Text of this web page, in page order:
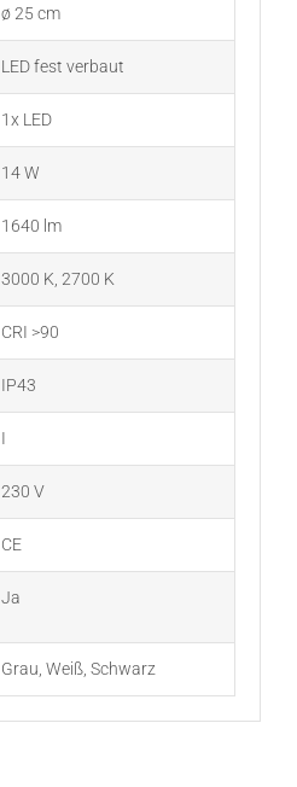
ø 25 cm
LED fest verbaut
1x LED
14 W
1640 lm
3000 K 2700 K
CRI >90
IP43
I
230 V
CE
Ja
Grau Weiß, Schwarz